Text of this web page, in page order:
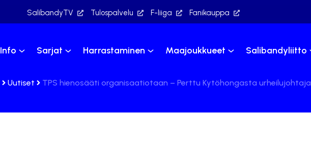
SalibandyTV Tulospalvelu F-liiga Fanikauppa
Info Sarjat Harrastaminen Maajoukkueet Salibandyliitto
Uutiset TPS hienosääti organisaatiotaan – Perttu Kytöhongasta urheilujohtaja